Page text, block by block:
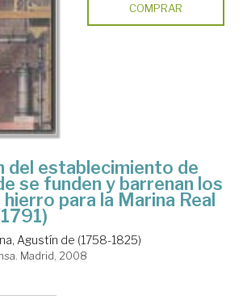
COMPRAR
del establecimiento de
se funden y barrenan los
para la Marina Real
Agustín de (1758-1825)
Madrid, 2008